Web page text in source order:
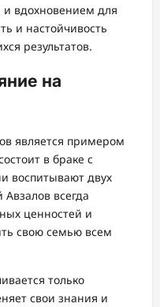
и вдохновением для
и настойчивость
результатов.
на
является примером
в браке с
воспитывают двух
всегда
ценностей и
свою семью всем
только
свои знания и